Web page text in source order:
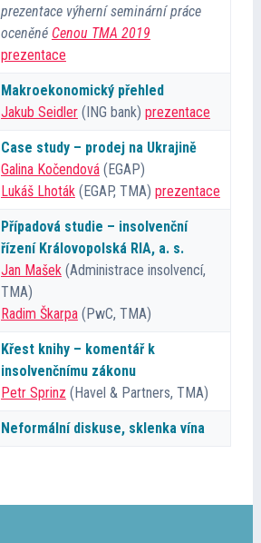
prezentace výherní seminární práce
oceněné Cenou TMA 2019
prezentace
Makroekonomický přehled
Jakub Seidler(ING bank) prezentace
Case study – prodej na Ukrajině
Galina Kočendová(EGAP)
Lukáš Lhoták(EGAP, TMA) prezentace
Případová studie – insolvenční
řízení Královopolská RIA, a. s.
Jan Mašek(Administrace insolvencí,
TMA)
Radim Škarpa(PwC, TMA)
Křest knihy – komentář k
insolvenčnímu zákonu
Petr Sprinz (Havel & Partners, TMA)
Neformální diskuse, sklenka vína